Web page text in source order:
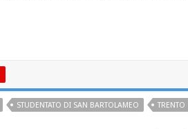
STUDENTATO DI SAN BARTOLAMEO TRENTO